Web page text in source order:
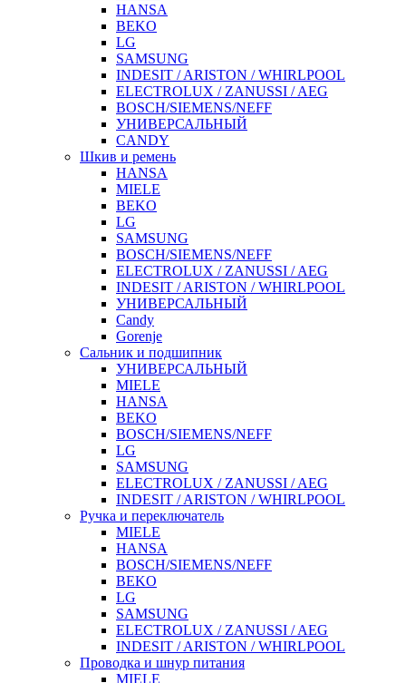
HANSA
BEKO
LG
SAMSUNG
INDESIT / ARISTON / WHIRLPOOL
ELECTROLUX / ZANUSSI / AEG
BOSCH/SIEMENS/NEFF
УНИВЕРСАЛЬНЫЙ
CANDY
Шкив и ремень
HANSA
MIELE
BEKO
LG
SAMSUNG
BOSCH/SIEMENS/NEFF
ELECTROLUX / ZANUSSI / AEG
INDESIT / ARISTON / WHIRLPOOL
УНИВЕРСАЛЬНЫЙ
Candy
Gorenje
Сальник и подшипник
УНИВЕРСАЛЬНЫЙ
MIELE
HANSA
BEKO
BOSCH/SIEMENS/NEFF
LG
SAMSUNG
ELECTROLUX / ZANUSSI / AEG
INDESIT / ARISTON / WHIRLPOOL
Ручка и переключатель
MIELE
HANSA
BOSCH/SIEMENS/NEFF
BEKO
LG
SAMSUNG
ELECTROLUX / ZANUSSI / AEG
INDESIT / ARISTON / WHIRLPOOL
Проводка и шнур питания
MIELE